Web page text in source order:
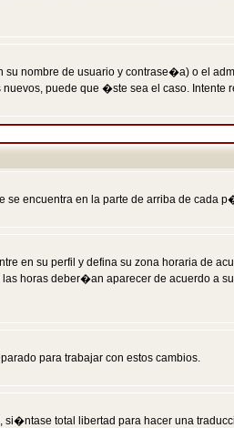
nombre de usuario y contrase�a) o el
puede que �ste sea el caso. Intente
se encuentra en la parte de arriba de cada
en su perfil y defina su zona horaria de
horas deber�an aparecer de acuerdo a
para trabajar con estos cambios.
total libertad para hacer una